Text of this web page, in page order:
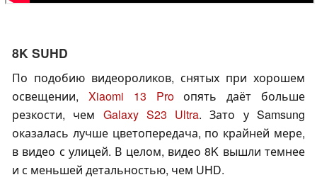
8K SUHD
По подобию видеороликов, снятых при хорошем
освещении, Xiaomi 13 Proопять даёт больше
резкости, чем Galaxy S23 Ultra. Зато у Samsung
оказалась лучше цветопередача, по крайней мере,
в видео с улицей. В целом, видео 8K вышли темнее
и с меньшей детальностью, чем UHD.